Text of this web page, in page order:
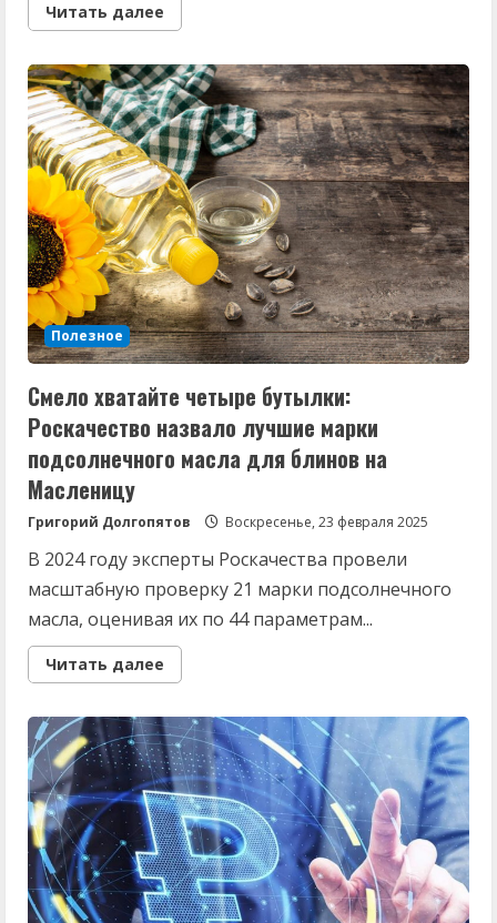
Читать далее
more
8
марта
и
очень
длинные
каникулы:
известны
новые
правки
в
календаре
на
2025
год
Полезное
Смело хватайте четыре бутылки:
Роскачество назвало лучшие марки
подсолнечного масла для блинов на
Масленицу
Григорий Долгопятов Воскресенье, 23 февраля 2025
В 2024 году эксперты Роскачества провели
масштабную проверку 21 марки подсолнечного
масла, оценивая их по 44 параметрам...
Читать далее
more
хватайте
четыре
бутылки:
Роскачество
назвало
лучшие
марки
подсолнечного
масла
для
блинов
на
Масленицу